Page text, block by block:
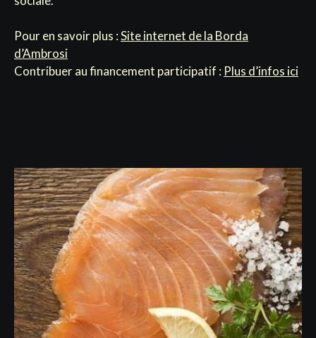
Pour en savoir plus :Site internet de la Borda
d’Ambrosi
Contribuer au financement participatif : Plus d’infos ici